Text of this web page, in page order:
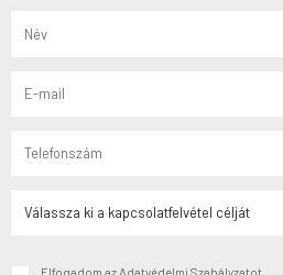
Elfogadom az Adatvédelmi Szabályzatot.